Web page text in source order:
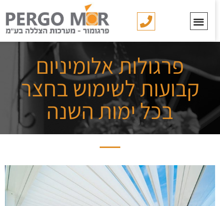
פרגולות אלומיניום
קבועות לשימוש בחצר
בכל ימות השנה